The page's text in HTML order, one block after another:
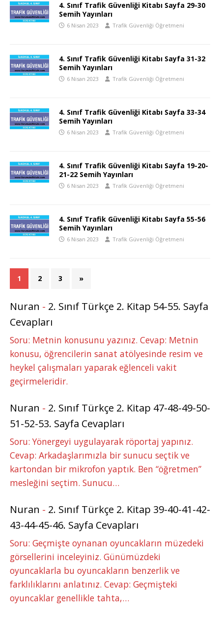
4. Sınıf Trafik Güvenliği Kitabı Sayfa 29-30
Semih Yayınları
6 Nisan 2023 Trafik Güvenliği Öğretmeni
4. Sınıf Trafik Güvenliği Kitabı Sayfa 31-32
Semih Yayınları
6 Nisan 2023 Trafik Güvenliği Öğretmeni
4. Sınıf Trafik Güvenliği Kitabı Sayfa 33-34
Semih Yayınları
6 Nisan 2023 Trafik Güvenliği Öğretmeni
4. Sınıf Trafik Güvenliği Kitabı Sayfa 19-20-
21-22 Semih Yayınları
6 Nisan 2023 Trafik Güvenliği Öğretmeni
4. Sınıf Trafik Güvenliği Kitabı Sayfa 55-56
Semih Yayınları
6 Nisan 2023 Trafik Güvenliği Öğretmeni
1 2 3 »
Nuran - 2. Sınıf Türkçe 2. Kitap 54-55. Sayfa
Cevapları
Soru: Metnin konusunu yazınız. Cevap: Metnin
konusu, öğrencilerin sanat atölyesinde resim ve
heykel çalışmaları yaparak eğlenceli vakit
geçirmeleridir.
Nuran - 2. Sınıf Türkçe 2. Kitap 47-48-49-50-
51-52-53. Sayfa Cevapları
Soru: Yönergeyi uygulayarak röportaj yapınız.
Cevap: Arkadaşlarımızla bir sunucu seçtik ve
kartondan bir mikrofon yaptık. Ben “öğretmen”
mesleğini seçtim. Sunucu…
Nuran - 2. Sınıf Türkçe 2. Kitap 39-40-41-42-
43-44-45-46. Sayfa Cevapları
Soru: Geçmişte oynanan oyuncakların müzedeki
görsellerini inceleyiniz. Günümüzdeki
oyuncaklarla bu oyuncakların benzerlik ve
farklılıklarını anlatınız. Cevap: Geçmişteki
oyuncaklar genellikle tahta,…